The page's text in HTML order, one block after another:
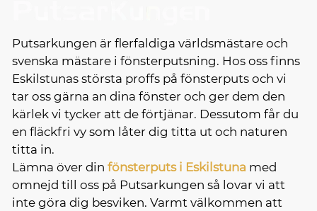
Putsarkungen är flerfaldiga världsmästare och
svenska mästare i fönsterputsning. Hos oss finns
Eskilstunas största proffs på fönsterputs och vi
tar oss gärna an dina fönster och ger dem den
kärlek vi tycker att de förtjänar. Dessutom får du
en fläckfri vy som låter dig titta ut och naturen
titta in.
Lämna över din fönsterputs i Eskilstuna med
omnejd till oss på Putsarkungen så lovar vi att
inte göra dig besviken. Varmt välkommen att